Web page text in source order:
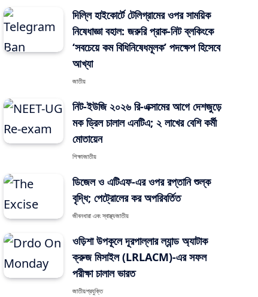
দিল্লি হাইকোর্টে টেলিগ্রামের ওপর সাময়িক
নিষেধাজ্ঞা বহাল: জরুরি প্রাক-নিট ব্লকিংকে
‘সবচেয়ে কম বিধিনিষেধমূলক’ পদক্ষেপ হিসেবে
আখ্যা
জাতীয়
নিট-ইউজি ২০২৬ রি-এক্সামের আগে দেশজুড়ে
মক ড্রিল চালাল এনটিএ; ২ লাখের বেশি কর্মী
মোতায়েন
শিক্ষাজাতীয়
ডিজেল ও এটিএফ-এর ওপর রপ্তানি শুল্ক
বৃদ্ধি; পেট্রোলের কর অপরিবর্তিত
জীবনধারা এবং স্বাস্থ্যজাতীয়
ওড়িশা উপকূলে দূরপাল্লার ল্যান্ড অ্যাটাক
ক্রুজ মিসাইল (LRLACM)-এর সফল
পরীক্ষা চালাল ভারত
জাতীয়প্রযুক্তি